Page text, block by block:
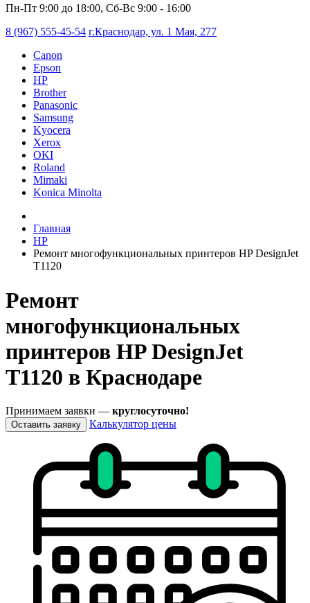
Пн-Пт 9:00 до 18:00, Сб-Вс 9:00 - 16:00
8 (967) 555-45-54 г.Краснодар, ул. 1 Мая, 277
Canon
Epson
HP
Brother
Panasonic
Samsung
Kyocera
Xerox
OKI
Roland
Mimaki
Konica Minolta
Главная
HP
Ремонт многофункциональных принтеров HP DesignJet
T1120
Ремонт
многофункциональных
принтеров HP DesignJet
T1120 в Краснодаре
Принимаем заявки — круглосуточно!
Оставить заявку Калькулятор цены